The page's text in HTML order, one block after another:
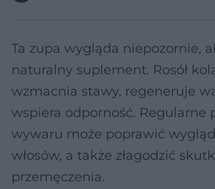
Ta zupa wygląda niepozornie,
naturalny suplement. Rosół
wzmacnia stawy, regeneruje
wspiera odporność. Regularne
wywaru może poprawić
włosów, a także złagodzić
przemęczenia.